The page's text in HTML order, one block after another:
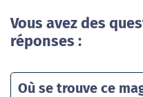
Vous avez des
réponses :
Où se trouve ce